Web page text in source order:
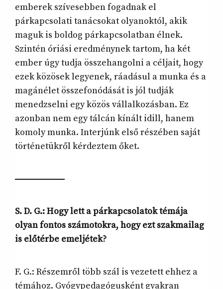
emberek szívesebben fogadnak el
párkapcsolati tanácsokat olyanoktól, akik
maguk is boldog párkapcsolatban élnek.
Szintén óriási eredménynek tartom, ha két
ember úgy tudja összehangolni a céljait, hogy
ezek közösek legyenek, ráadásul a munka és a
magánélet összefonódását is jól tudják
menedzselni egy közös vállalkozásban. Ez
azonban nem egy tálcán kínált idill, hanem
komoly munka. Interjúnk első részében saját
történetükről kérdeztem őket.
S. D. G.: Hogy lett a párkapcsolatok témája
olyan fontos számotokra, hogy ezt szakmailag
is előtérbe emeljétek?
F. G.: Részemről több szál is vezetett ehhez a
témához. Gyógypedagógusként gyakran